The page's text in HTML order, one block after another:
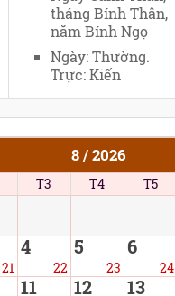
tháng Bính Thân,
năm Bính Ngọ
Ngày: Thường.
Trực: Kiến
8 / 2026
T3 T4 T5
21
4
22
5
23
6
24
11 12 13